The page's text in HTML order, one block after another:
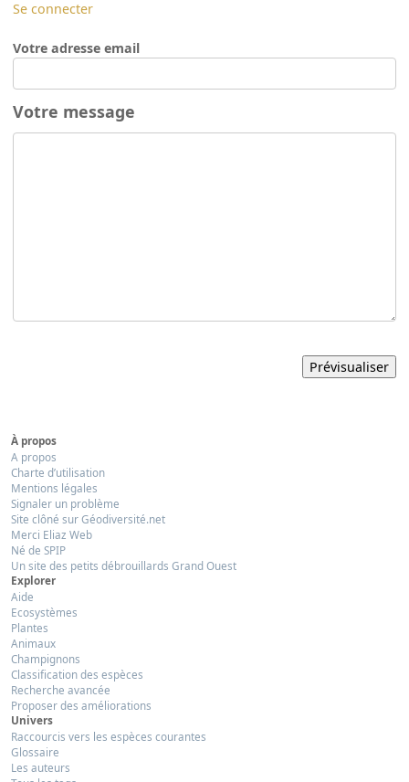
Se connecter
Votre adresse email
Votre message
À propos
A propos
Charte d’utilisation
Mentions légales
Signaler un problème
Site clôné sur Géodiversité.net
Merci Eliaz Web
Né de SPIP
Un site des petits débrouillards Grand Ouest
Explorer
Aide
Ecosystèmes
Plantes
Animaux
Champignons
Classification des espèces
Recherche avancée
Proposer des améliorations
Univers
Raccourcis vers les espèces courantes
Glossaire
Les auteurs